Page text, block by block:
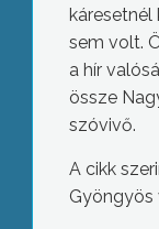
sem volt.
a hír
össze
szóvivő.
A cikk
Gyöngyös